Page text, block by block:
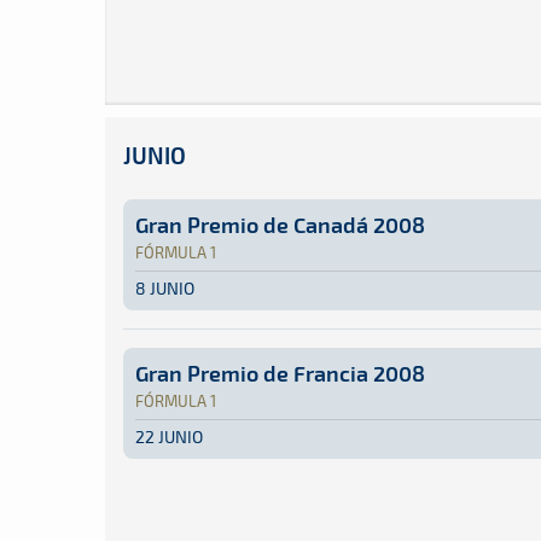
JUNIO
Gran Premio de Canadá 2008
FÓRMULA 1
8 JUNIO
Fórmula 1 · Gran Premio de Canadá 2008:
Canadá Canadá
Gran Premio de Francia 2008
FÓRMULA 1
22 JUNIO
Fórmula 1 · Gran Premio de Francia 2008:
Francia Francia